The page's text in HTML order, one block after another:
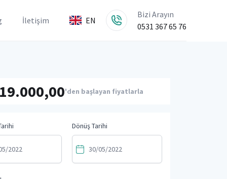
İletişim EN
Bizi Arayın
0531 367 65 76
'den başlayan fiyatlarla
Dönüş Tarihi